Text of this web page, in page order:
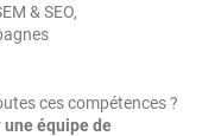
& SEO,
ces compétences ?
une équipe de